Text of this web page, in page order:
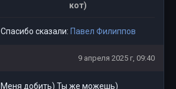
кот)
Спасибо сказали: Павел Филиппов
9 апреля 2025 г, 09:40
Меня добить) Ты же можешь)